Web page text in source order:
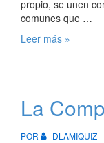
propio, se unen
comunes que …
UNIJES
Leer más »
La
POR DLAMIQUIZ